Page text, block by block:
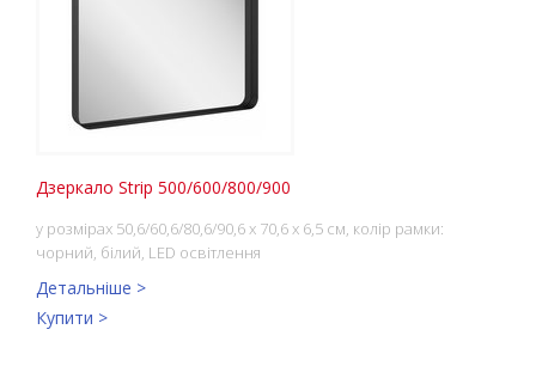
Дзеркало Strip 500/600/800/900
у розмірах 50,6/60,6/80,6/90,6 x 70,6 x 6,5 см, колір рамки:
чорний, білий, LED освітлення
Детальніше >
Купити >